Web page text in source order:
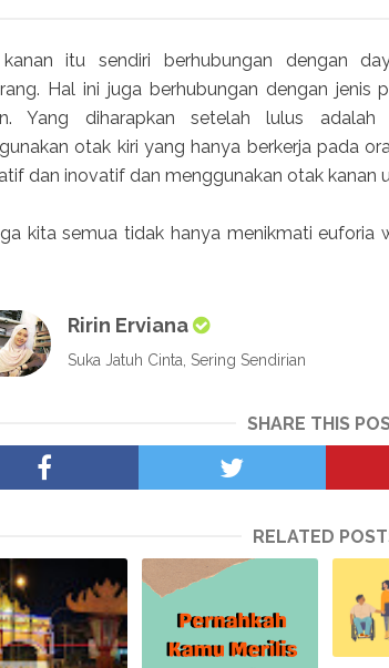
itu sendiri berhubungan dengan
Hal ini juga berhubungan dengan jenis
Yang diharapkan setelah lulus
otak kiri yang hanya berkerja pada
dan inovatif dan menggunakan otak kanan
kita semua tidak hanya menikmati euforia
Ririn Erviana
Suka Jatuh Cinta, Sering Sendirian
SHARE THIS
RELATED